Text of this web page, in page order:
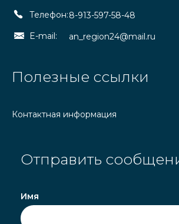
Телефон:8-913-597-58-48
E-mail:
an_region24@mail.ru
Полезные ссылки
Контактная информация
Отправить
Имя